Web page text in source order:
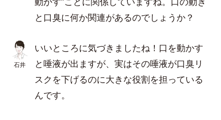
と口臭に何か関連があるのでしょうか？
石井
いいところに気づきましたね！口を動かす
と唾液が出ますが、実はその唾液が口臭リ
スクを下げるのに大きな役割を担っている
んです。